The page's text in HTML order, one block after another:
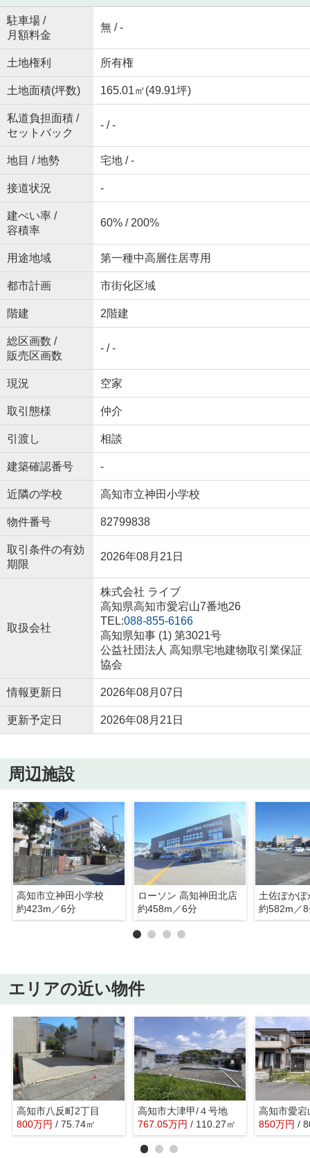
駐車場 /
月額料金
無 / -
土地権利 所有権
土地面積(坪数) 165.01㎡(49.91坪)
私道負担面積 /
セットバック
- / -
地目 / 地勢 宅地 / -
接道状況 -
建ぺい率 /
容積率
60% / 200%
用途地域 第一種中高層住居専用
都市計画 市街化区域
階建 2階建
総区画数 /
販売区画数
- / -
現況 空家
取引態様 仲介
引渡し 相談
建築確認番号 -
近隣の学校 高知市立神田小学校
物件番号 82799838
取引条件の有効
期限
2026年08月21日
取扱会社
株式会社 ライブ
高知県高知市愛宕山7番地26
TEL:088-855-6166
高知県知事 (1) 第3021号
公益社団法人 高知県宅地建物取引業保証
協会
情報更新日 2026年08月07日
更新予定日 2026年08月21日
周辺施設
高知市立神田小学校
約423m／6分
ローソン 高知神田北店
約458m／6分
土佐ぽかぽ
約582m／
エリアの近い物件
高知市八反町2丁目
800万円 / 75.74㎡
高知市大津甲/４号地
767.05万円 / 110.27㎡
高知市愛宕
850万円 /